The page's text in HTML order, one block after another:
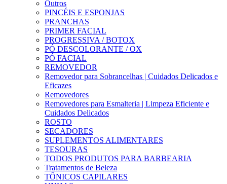
Outros
PINCÉIS E ESPONJAS
PRANCHAS
PRIMER FACIAL
PROGRESSIVA / BOTOX
PÓ DESCOLORANTE / OX
PÓ FACIAL
REMOVEDOR
Removedor para Sobrancelhas | Cuidados Delicados e
Eficazes
Removedores
Removedores para Esmalteria | Limpeza Eficiente e
Cuidados Delicados
ROSTO
SECADORES
SUPLEMENTOS ALIMENTARES
TESOURAS
TODOS PRODUTOS PARA BARBEARIA
Tratamentos de Beleza
TÔNICOS CAPILARES